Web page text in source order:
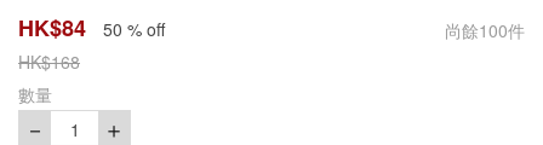
HK$84 50 % off 尚餘100件
HK$168
數量
－ 1 ＋